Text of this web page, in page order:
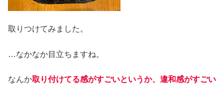
取りつけてみました。
…なかなか目立ちますね。
なんか取り付けてる感がすごいというか、違和感がすごい